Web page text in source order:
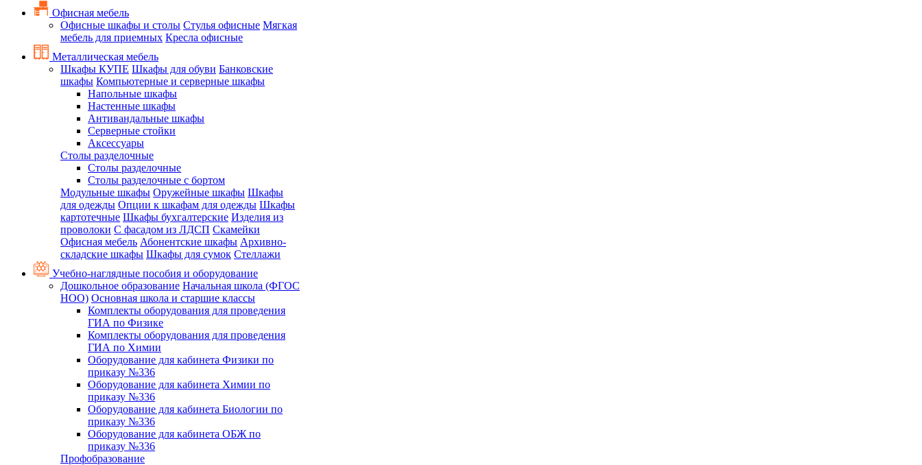
Офисная мебель
Офисные шкафы и столы Стулья офисные Мягкая
мебель для приемных Кресла офисные
Металлическая мебель
Шкафы КУПЕ Шкафы для обуви Банковские
шкафы Компьютерные и серверные шкафы
Напольные шкафы
Настенные шкафы
Антивандальные шкафы
Серверные стойки
Аксессуары
Столы разделочные
Столы разделочные
Столы разделочные с бортом
Модульные шкафы Оружейные шкафы Шкафы
для одежды Опции к шкафам для одежды Шкафы
картотечные Шкафы бухгалтерские Изделия из
проволоки С фасадом из ЛДСП Скамейки
Офисная мебель Абонентские шкафы Архивно-
складские шкафы Шкафы для сумок Стеллажи
Учебно-наглядные пособия и оборудование
Дошкольное образование Начальная школа (ФГОС
НОО) Основная школа и старшие классы
Комплекты оборудования для проведения
ГИА по Физике
Комплекты оборудования для проведения
ГИА по Химии
Оборудование для кабинета Физики по
приказу №336
Оборудование для кабинета Химии по
приказу №336
Оборудование для кабинета Биологии по
приказу №336
Оборудование для кабинета ОБЖ по
приказу №336
Профобразование